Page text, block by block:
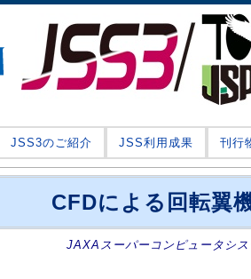
JSS3のご紹介 JSS利用成果 刊行
CFDによる回転翼
JAXAスーパーコンピュータシ